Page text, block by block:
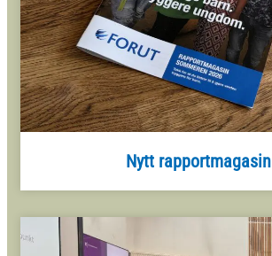
Nytt rapportmagasin